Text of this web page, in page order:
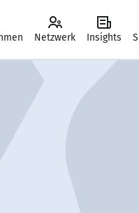
Netzwerk Insights